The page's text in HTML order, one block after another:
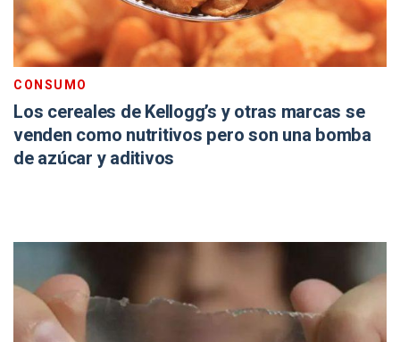
CONSUMO
Los cereales de Kellogg’s y otras marcas se
venden como nutritivos pero son una bomba
de azúcar y aditivos